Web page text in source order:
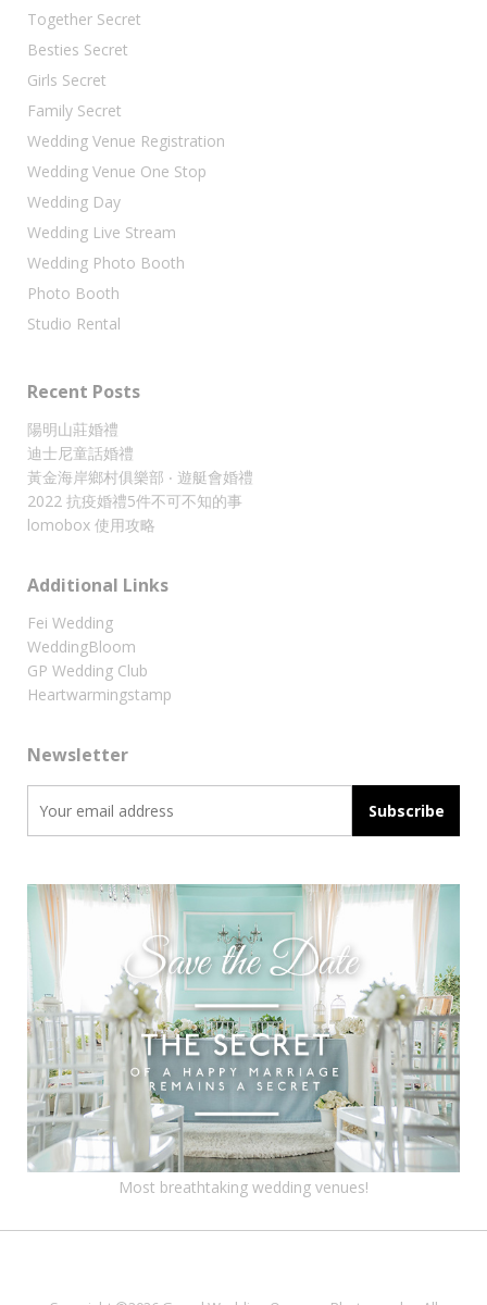
Together Secret
Besties Secret
Girls Secret
Family Secret
Wedding Venue Registration
Wedding Venue One Stop
Wedding Day
Wedding Live Stream
Wedding Photo Booth
Photo Booth
Studio Rental
Recent Posts
陽明山莊婚禮
迪士尼童話婚禮
黃金海岸鄉村俱樂部 ‧ 遊艇會婚禮
2022 抗疫婚禮5件不可不知的事
lomobox 使用攻略
Additional Links
Fei Wedding
WeddingBloom
GP Wedding Club
Heartwarmingstamp
Newsletter
Most breathtaking wedding venues!